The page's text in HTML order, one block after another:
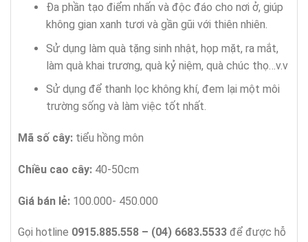
Đa phần tạo điểm nhấn và độc đáo cho nơi ở, giúp
không gian xanh tươi và gần gũi với thiên nhiên.
Sử dụng làm quà tặng sinh nhật, họp mặt, ra mắt,
làm quà khai trương, quà kỷ niệm, quà chúc thọ…v.v
Sử dụng để thanh lọc không khí, đem lại một môi
trường sống và làm việc tốt nhất.
Mã số cây: tiểu hồng môn
Chiều cao cây: 40-50cm
Giá bán lẻ: 100.000- 450.000
Gọi hotline 0915.885.558 – (04) 6683.5533 để được hỗ